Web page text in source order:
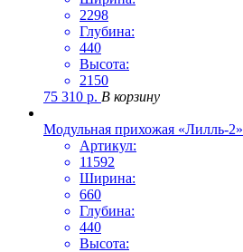
2298
Глубина:
440
Высота:
2150
75 310 р. В корзину
Модульная прихожая «Лилль-2»
Артикул:
11592
Ширина:
660
Глубина:
440
Высота: